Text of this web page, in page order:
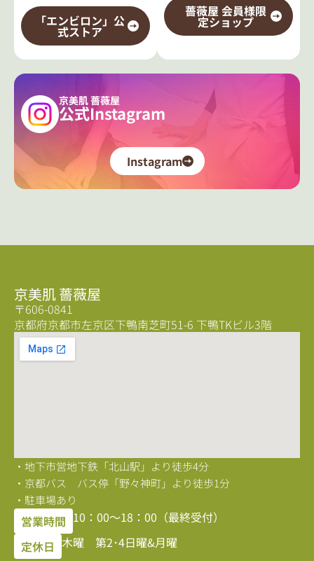
「エンビロン」公
式ストア
薔薇屋 会員様限
定ショップ
京美肌 薔薇屋
公式Instagram
Instagram
京美肌 薔薇屋
〒606-0841
京都府京都市左京区下鴨南芝町51-6 下鴨TKビル3階
・地下市営地下鉄「北山駅」より徒歩4分
・京都バス バス停「野々神町」より徒歩1分
・駐車場あり
営業時間 10：00〜18：00（最終受付）
定休日 木曜 第2･4日曜&月曜